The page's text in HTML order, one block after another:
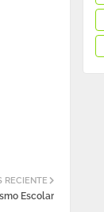
RECIENTE
Escolar